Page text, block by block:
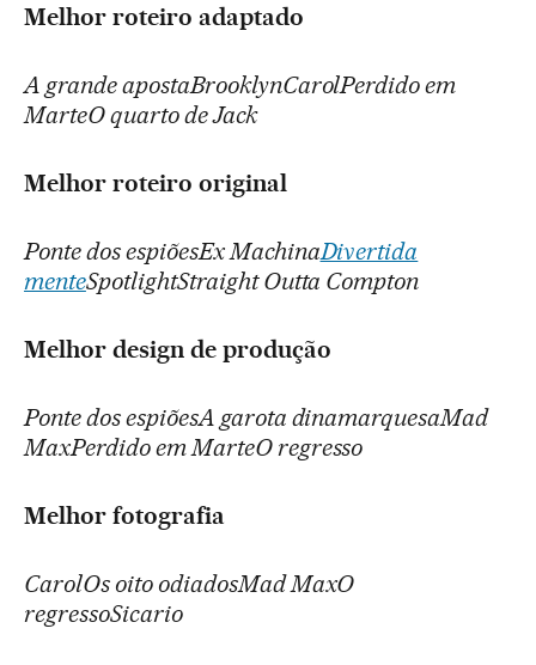
Melhor roteiro adaptado
A grande apostaBrooklynCarolPerdido em
MarteO quarto de Jack
Melhor roteiro original
Ponte dos espiõesEx MachinaDivertida
menteSpotlightStraight Outta Compton
Melhor design de produção
Ponte dos espiõesA garota dinamarquesaMad
MaxPerdido em MarteO regresso
Melhor fotografia
CarolOs oito odiadosMad MaxO
regressoSicario